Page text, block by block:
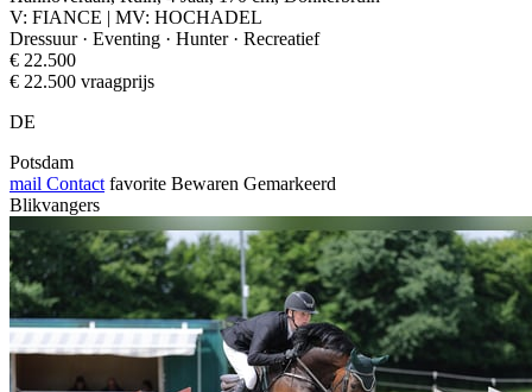
V: FIANCE | MV: HOCHADEL
Dressuur · Eventing · Hunter · Recreatief
€ 22.500
€ 22.500 vraagprijs
DE
Potsdam
mail Contact favorite Bewaren Gemarkeerd
Blikvangers